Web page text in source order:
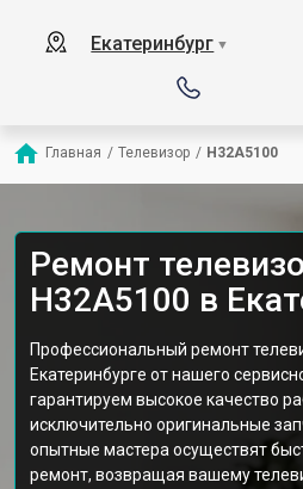
Екатеринбург ▼
Главная / Телевизор / H32A5100
Ремонт
H32A5100 в
Профессиональный ремонт
Екатеринбурге от нашего
гарантируем высокое качество
исключительно оригинальные
опытные мастера осуществят
ремонт, возвращая вашему